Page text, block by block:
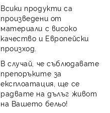
Всики продукти са
произведени от
материали с високо
качество и Европейски
произход.
В случай, че съблюдавате
препоръките за
експлоатация, ще се
радвате на дълъг живот
на Вашето бельо!